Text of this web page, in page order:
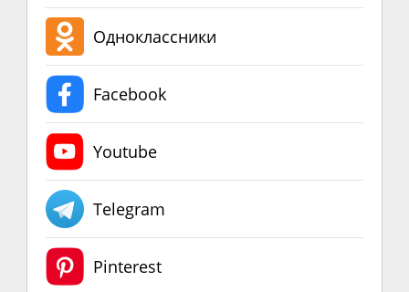
Одноклассники
Facebook
Youtube
Telegram
Pinterest